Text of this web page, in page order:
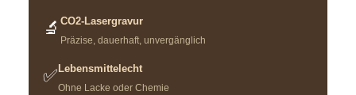
🔬 CO2-Lasergravur
Präzise, dauerhaft, unvergänglich
✅ Lebensmittelecht
Ohne Lacke oder Chemie